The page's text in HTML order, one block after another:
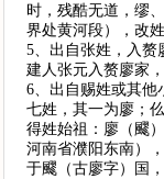
时，残酷无道，缪
界处黄河段），改姓
5、出自张姓，入赘
建人张元入赘廖家
6、出自赐姓或其他
七姓，其一为廖；
得姓始祖：廖（飂
河南省濮阳东南）
于飂（古廖字）国